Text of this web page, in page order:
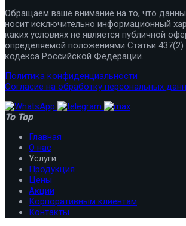
Обращаем ваше внимание на то, что
носит исключительно информационный
каких условиях не является публичной
определяемой положениями Статьи 437(2)
кодекса Российской Федерации.
Политика конфиденциальности
Согласие на обработку персональных
To Top
Главная
О нас
Услуги
Продукция
Цены
Акции
Корпоративным клиентам
Контакты